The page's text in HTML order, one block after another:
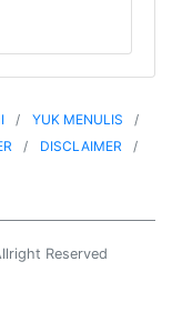
YUK MENULIS
DISCLAIMER
Reserved